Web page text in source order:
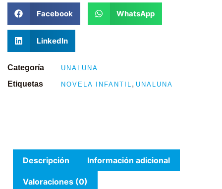
Facebook WhatsApp
LinkedIn
Categoría UNALUNA
Etiquetas NOVELA INFANTIL , UNALUNA
Descripción Información adicional
Valoraciones (0)